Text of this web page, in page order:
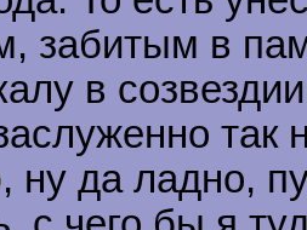
забитым в
в
так
ну да ладно,